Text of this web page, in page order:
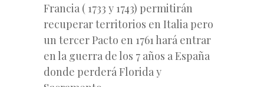
Francia ( 1733 y 1743) permitirán
recuperar territorios en Italia pero
un tercer Pacto en 1761 hará entrar
en la guerra de los 7 años a España
donde perderá Florida y